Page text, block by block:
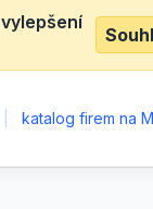
katalog firem na